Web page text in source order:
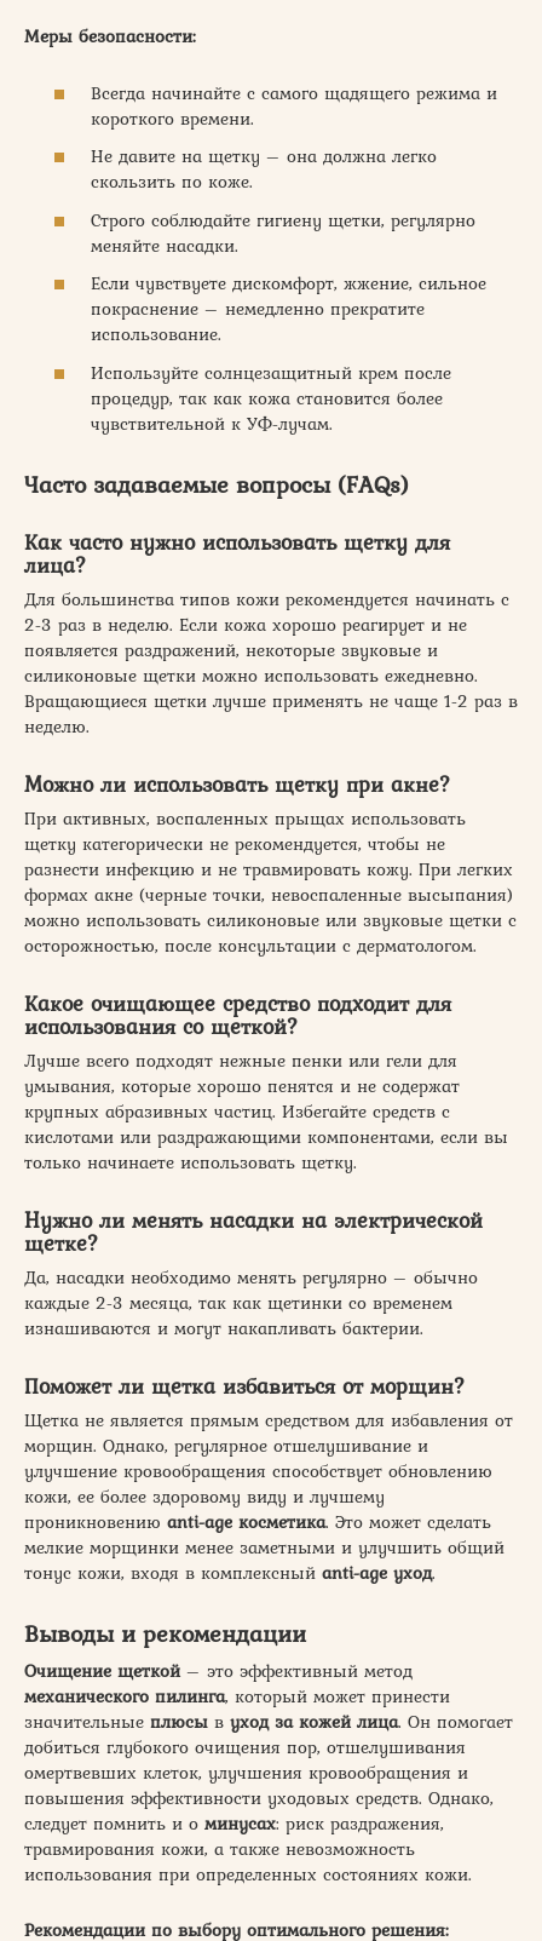
Меры безопасности:
Всегда начинайте с самого щадящего режима и
короткого времени.
Не давите на щетку – она должна легко
скользить по коже.
Строго соблюдайте гигиену щетки, регулярно
меняйте насадки.
Если чувствуете дискомфорт, жжение, сильное
покраснение – немедленно прекратите
использование.
Используйте солнцезащитный крем после
процедур, так как кожа становится более
чувствительной к УФ-лучам.
Часто задаваемые вопросы (FAQs)
Как часто нужно использовать щетку для
лица?
Для большинства типов кожи рекомендуется начинать с
2-3 раз в неделю. Если кожа хорошо реагирует и не
появляется раздражений, некоторые звуковые и
силиконовые щетки можно использовать ежедневно.
Вращающиеся щетки лучше применять не чаще 1-2 раз в
неделю.
Можно ли использовать щетку при акне?
При активных, воспаленных прыщах использовать
щетку категорически не рекомендуется, чтобы не
разнести инфекцию и не травмировать кожу. При легких
формах акне (черные точки, невоспаленные высыпания)
можно использовать силиконовые или звуковые щетки с
осторожностью, после консультации с дерматологом.
Какое очищающее средство подходит для
использования со щеткой?
Лучше всего подходят нежные пенки или гели для
умывания, которые хорошо пенятся и не содержат
крупных абразивных частиц. Избегайте средств с
кислотами или раздражающими компонентами, если вы
только начинаете использовать щетку.
Нужно ли менять насадки на электрической
щетке?
Да, насадки необходимо менять регулярно – обычно
каждые 2-3 месяца, так как щетинки со временем
изнашиваются и могут накапливать бактерии.
Поможет ли щетка избавиться от морщин?
Щетка не является прямым средством для избавления от
морщин. Однако, регулярное отшелушивание и
улучшение кровообращения способствует обновлению
кожи, ее более здоровому виду и лучшему
проникновению anti-age косметика. Это может сделать
мелкие морщинки менее заметными и улучшить общий
тонус кожи, входя в комплексный anti-age уход.
Выводы и рекомендации
Очищение щеткой– это эффективный метод
механического пилинга, который может принести
значительные плюсы в уход за кожей лица. Он помогает
добиться глубокого очищения пор, отшелушивания
омертвевших клеток, улучшения кровообращения и
повышения эффективности уходовых средств. Однако,
следует помнить и о минусах: риск раздражения,
травмирования кожи, а также невозможность
использования при определенных состояниях кожи.
Рекомендации по выбору оптимального решения: